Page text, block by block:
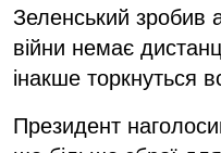
Зеленський зробив
війни немає
інакше торкнуться
Президент